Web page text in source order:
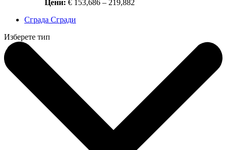
Цени: € 153,686 – 219,882
Сграда Сгради
Изберете тип